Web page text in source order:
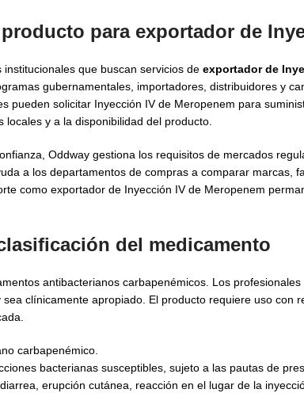
para exportador de
que buscan servicios de exportador de
gubernamentales, importadores, distribuidores y
pueden solicitar Inyección IV de Meropenem para
y a la disponibilidad del producto.
Oddway gestiona los requisitos de mercados
a los departamentos de compras a comparar marcas,
como exportador de Inyección IV de Meropenem
del medicamento
antibacterianos carbapenémicos. Los
clínicamente apropiado. El producto requiere uso con
carbapenémico.
bacterianas susceptibles, sujeto a las pautas de
erupción cutánea, reacción en el lugar de la